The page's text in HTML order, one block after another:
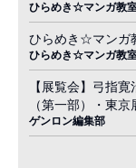
ひらめき☆マンガ教
ひらめき☆マンガ
ひらめき☆マンガ教
【展覧会】弓指
（第一部）・東
ゲンロン編集部